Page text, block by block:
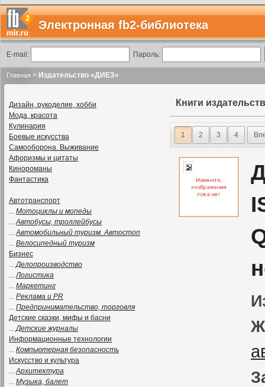
Электронная fb2-библиотека
E-mail: Пароль:
Главная > Издательство «ДИЕЗ»
Дизайн, рукоделие, хобби
Мода, красота
Кулинария
Боевые искусства
Самооборона. Выживание
Афоризмы и цитаты
Кинороманы
Фантастика
Автотранспорт
... Мотоциклы и мопеды
...Автобусы, троллейбусы
...Автомобильный туризм. Автостоп
... Велосипедный туризм
Бизнес
...Делопроизводство
...Логистика
... Маркетинг
... Реклама и PR
... Предпринимательство, торговля
Детские сказки, мифы и басни
...Детские журналы
Информационные технологии
... Компьютерная безопасность
Искусство и культура
...Архитектура
... Музыка, балет
Книги
1 2 3 4